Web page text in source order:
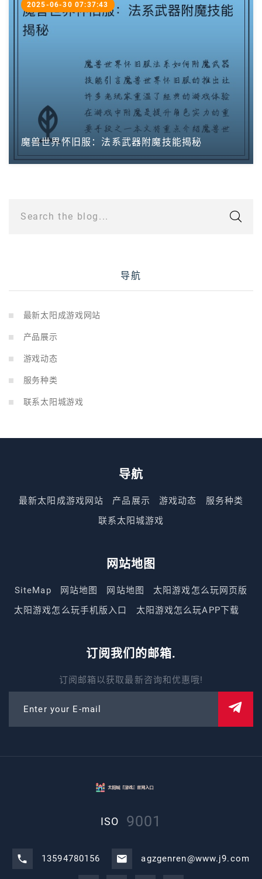
魔兽世界怀旧服：法系武器附魔技能揭秘
2025-06-30 07:37:43
Search the blog...
导航
最新太阳成游戏网站
产品展示
游戏动态
服务种类
联系太阳城游戏
导航
最新太阳成游戏网站 产品展示 游戏动态
服务种类
联系太阳城游戏
网站地图
SiteMap 网站地图 网站地图
太阳游戏怎么玩网页版
太阳游戏怎么玩手机版入口
太阳游戏怎么玩APP下载
订阅我们的邮箱.
订阅邮箱以获取最新咨询和优惠哦!
Enter your E-mail
ISO 9001
13594780156 agzgenren@www.j9.com